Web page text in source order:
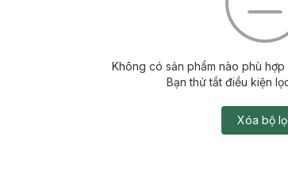
Không có sản phẩm nào phù
Bạn thử tắt điều kiện
Xóa bộ